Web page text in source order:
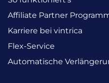
Affiliate Partner
Karriere bei vintrica
Flex-Service
Automatische